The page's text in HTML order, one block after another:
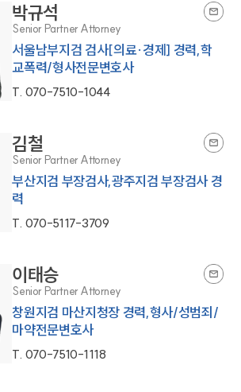
박규석
Senior Partner Attorney
서울남부지검 검사[의료·경제] 경력,학
교폭력/형사전문변호사
T. 070-7510-1044
김철
Senior Partner Attorney
부산지검 부장검사,광주지검 부장검사 경
력
T. 070-5117-3709
이태승
Senior Partner Attorney
창원지검 마산지청장 경력,형사/성범죄/
마약전문변호사
T. 070-7510-1118